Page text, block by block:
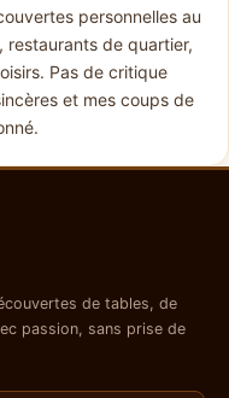
personnelles au
de quartier,
Pas de critique
et mes coups de
de tables, de
passion, sans prise de